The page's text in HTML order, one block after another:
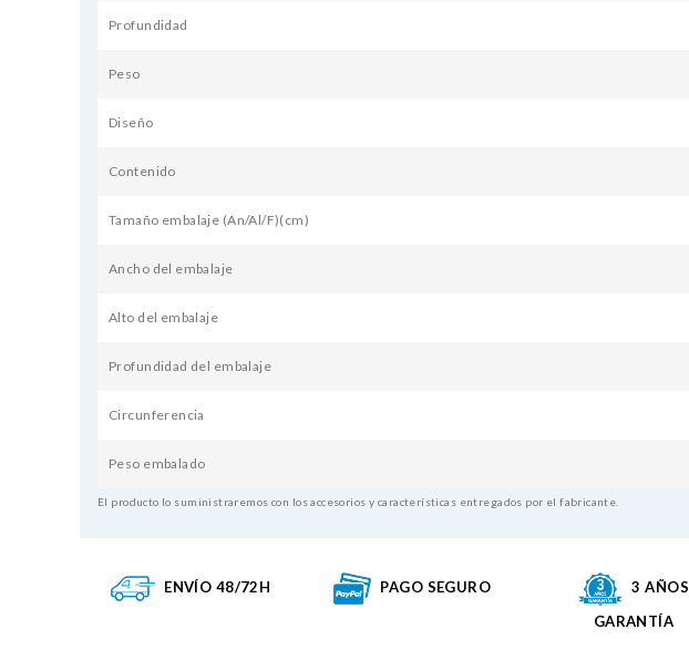
Profundidad
Peso
Diseño
Contenido
Tamaño embalaje (An/Al/F)(cm)
Ancho del embalaje
Alto del embalaje
Profundidad del embalaje
Circunferencia
Peso embalado
El producto lo suministraremos con los accesorios y características entregados por el fabricante.
ENVÍO 48/72H PAGO SEGURO
3 AÑOS
GARANTÍA